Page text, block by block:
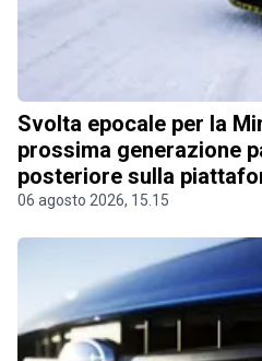
Svolta epocale per la
prossima generazione
posteriore sulla
06 agosto 2026, 15.15